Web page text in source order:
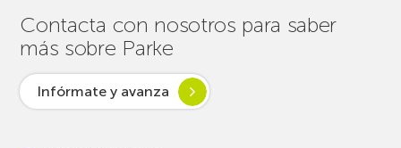
Contacta con nosotros para saber
más sobre Parke
Infórmate y avanza